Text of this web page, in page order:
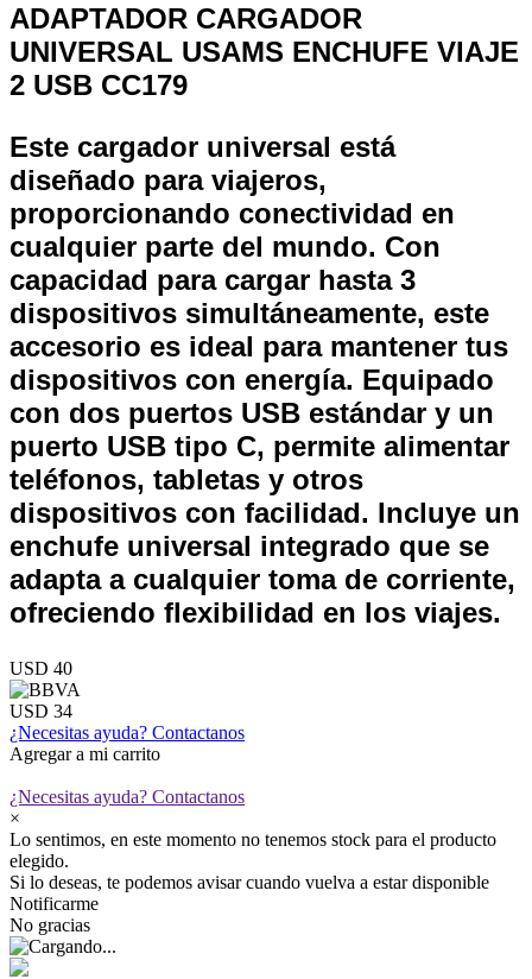
ADAPTADOR CARGADOR
UNIVERSAL USAMS ENCHUFE VIAJE
2 USB CC179
Este cargador universal está
diseñado para viajeros,
proporcionando conectividad en
cualquier parte del mundo. Con
capacidad para cargar hasta 3
dispositivos simultáneamente, este
accesorio es ideal para mantener tus
dispositivos con energía. Equipado
con dos puertos USB estándar y un
puerto USB tipo C, permite alimentar
teléfonos, tabletas y otros
dispositivos con facilidad. Incluye un
enchufe universal integrado que se
adapta a cualquier toma de corriente,
ofreciendo flexibilidad en los viajes.
USD 40
USD 34
¿Necesitas ayuda? Contactanos
Agregar a mi carrito
¿Necesitas ayuda? Contactanos
×
Lo sentimos, en este momento no tenemos stock para el producto
elegido.
Si lo deseas, te podemos avisar cuando vuelva a estar disponible
Notificarme
No gracias